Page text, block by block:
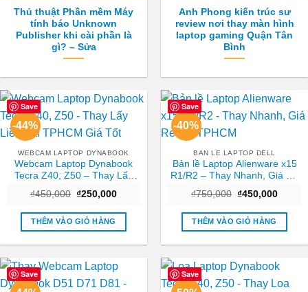
Thủ thuật Phần mềm Máy
tính báo Unknown
Publisher khi cài phần là
gì? – Sửa
Anh Phong kiến trúc sư
review nơi thay màn hình
laptop gaming Quận Tân
Bình
Save
-44%
WEBCAM LAPTOP DYNABOOK
Webcam Laptop Dynabook
Tecra Z40, Z50 – Thay Lấy
₫450,000 Giá
là:
₫450,000.
₫250,000Giá
tại
₫250,000.
THÊM VÀO GIỎ HÀNG
Save
-40%
BAN LE LAPTOP DELL
Bản lề Laptop Alienware x15
R1/R2 – Thay Nhanh, Giá Rẻ
₫750,000 Giá
là:
₫750,000.
₫450,000Giá
tại
THÊM VÀO GIỎ HÀNG
Save Save